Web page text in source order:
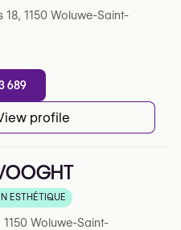
18, 1150 Woluwe-Saint-
689
profile
Google
ESTHÉTIQUE
Woluwe-Saint-